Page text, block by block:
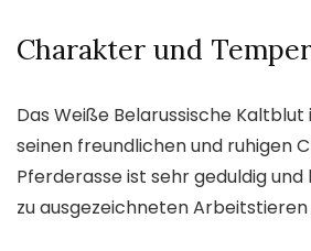
Charakter und
Das Weiße Belarussische
seinen freundlichen und ruhigen
Pferderasse ist sehr geduldig
zu ausgezeichneten